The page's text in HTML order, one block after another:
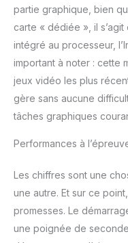
partie graphique, bien
carte « dédiée », il
intégré au processeur,
important à noter : cette
jeux vidéo les plus
gère sans aucune
tâches graphiques
Performances à
Les chiffres sont une
une autre. Et sur ce
promesses. Le
une poignée de